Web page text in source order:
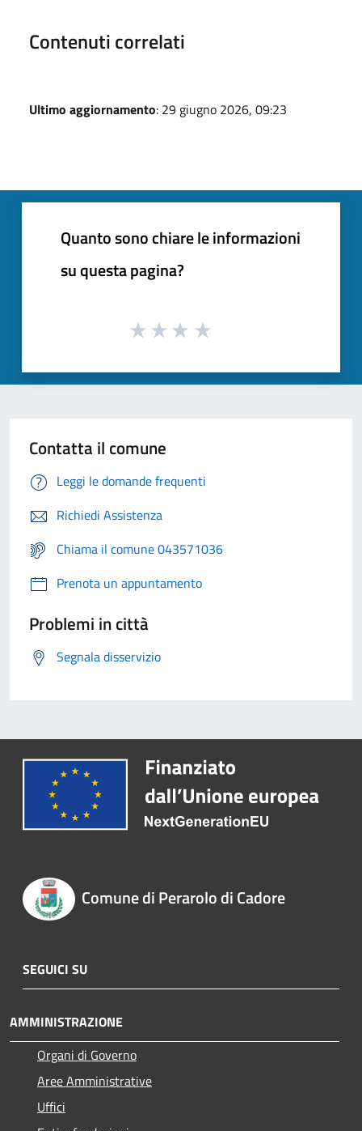
Contenuti correlati
Ultimo aggiornamento: 29 giugno 2026, 09:23
Quanto sono chiare le informazioni
su questa pagina?
Contatta il comune
Leggi le domande frequenti
Richiedi Assistenza
Chiama il comune 043571036
Prenota un appuntamento
Problemi in città
Segnala disservizio
Comune di Perarolo di Cadore
SEGUICI SU
AMMINISTRAZIONE
Organi di Governo
Aree Amministrative
Uffici